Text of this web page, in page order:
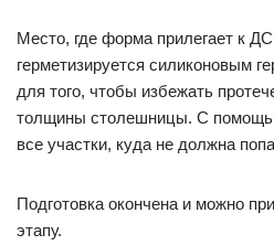
Место, где форма прилегает к
герметизируется силиконовым
для того, чтобы избежать
толщины столешницы. С
все участки, куда не должна
Подготовка окончена и можно
этапу.